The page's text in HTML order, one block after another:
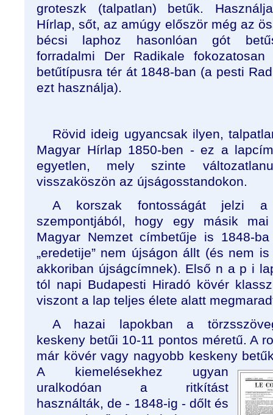
groteszk (talpatlan) betűk.
Hírlap, sőt, az amúgy először még az
bécsi laphoz hasonlóan gót
forradalmi Der Radikale
betűtípusra tér át 1848-ban (a pesti
ezt használja).
Rövid ideig ugyancsak ilyen,
Magyar Hírlap 1850-ben - ez a
egyetlen, mely szinte
visszaköszön az újságosstandokon.
A korszak fontosságát jelzi a
szempontjából, hogy egy másik
Magyar Nemzet címbetűje is 1848-
„eredetije” nem újságon állt (és nem
akkoriban újságcímnek). Első n a p i
tól napi Budapesti Hiradó kövér
viszont a lap teljes élete alatt
A hazai lapokban a
keskeny betűi 10-11 pontos méretű. A
már kövér vagy nagyobb keskeny
A kiemelésekhez ugyan
uralkodóan a ritkítást
használták, de - 1848-ig - dőlt és